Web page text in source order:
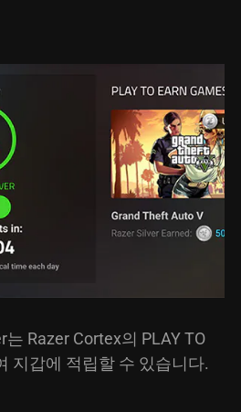
는 Razer Cortex의 PLAY TO
지갑에 적립할 수 있습니다.